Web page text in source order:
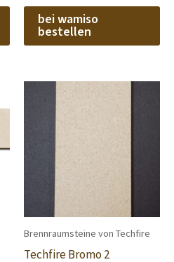
bei wamiso
bestellen
Brennraumsteine von Techfire
Techfire Bromo 2